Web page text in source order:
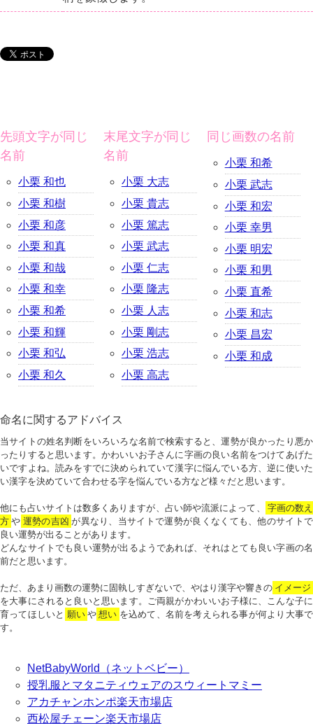
先頭文字が同じ
名前
小栗 和也
小栗 和樹
小栗 和彦
小栗 和真
小栗 和哉
小栗 和幸
小栗 和希
小栗 和輝
小栗 和弘
小栗 和久
末尾文字が同じ
名前
小栗 大志
小栗 貴志
小栗 篤志
小栗 武志
小栗 仁志
小栗 隆志
小栗 人志
小栗 剛志
小栗 浩志
小栗 高志
同じ画数の名前
小栗 和希
小栗 武志
小栗 和宏
小栗 幸男
小栗 明宏
小栗 和男
小栗 直希
小栗 和志
小栗 昌宏
小栗 和成
命名に関するアドバイス
当サイトの姓名判断をいろいろな名前で検索すると、運勢が良かったり悪か
ったりすると思います。かわいいお子さんに字画の良い名前をつけてあげた
いですよね。読みをすでに決められていて漢字に悩んでいる方、逆に使いた
い漢字を決めていて合わせる字を悩んでいる方など様々だと思います。
他にも占いサイトは数多くありますが、占い師や流派によって、
字画の数え
方 や 運勢の吉凶 が異なり、当サイトで運勢が良くなくても、他のサイトで
良い運勢が出ることがあります。
どんなサイトでも良い運勢が出るようであれば、それはとても良い字画の名
前だと思います。
ただ、あまり画数の運勢に固執しすぎないで、やはり漢字や響きの イメージ
を大事にされると良いと思います。ご両親がかわいいお子様に、こんな子に
育ってほしいと 願い や 想い を込めて、名前を考えられる事が何より大事で
す。
NetBabyWorld（ネットベビー）
授乳服とマタニティウェアのスウィートマミー
アカチャンホンポ楽天市場店
西松屋チェーン楽天市場店